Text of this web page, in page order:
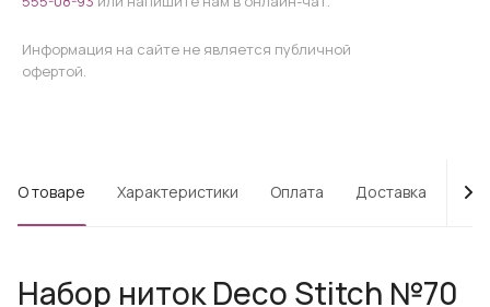
Информация на сайте не является публичной
офертой.
О товаре Характеристики Оплата Доставка
Набор ниток Deco Stitch №70